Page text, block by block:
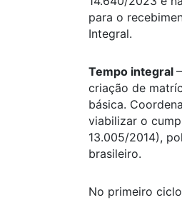
para o
Integral.
Tempo integral
criação de
básica.
viabilizar o
13.005/2014),
brasileiro.
No primeiro